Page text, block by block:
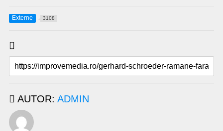
Externe 3108
AUTOR: ADMIN